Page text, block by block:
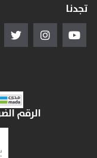
تجدنا
الرقم